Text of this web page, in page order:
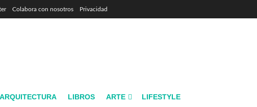
Colabora con nosotros Privacidad
ARQUITECTURA LIBROS ARTE LIFESTYLE